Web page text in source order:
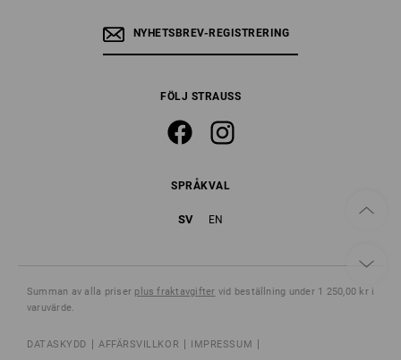
NYHETSBREV-REGISTRERING
FÖLJ STRAUSS
SPRÅKVAL
SV EN
Summan av alla priser plus fraktavgifter vid beställning under 1 250,00 kr i
varuvärde.
DATASKYDD AFFÄRSVILLKOR
IMPRESSUM